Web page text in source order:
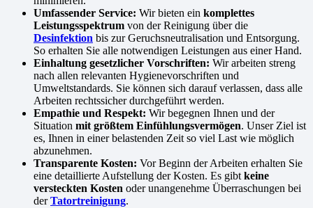
Umfassender Service: Wir bieten ein komplettes
Leistungsspektrum von der Reinigung über die
Desinfektion bis zur Geruchsneutralisation und Entsorgung.
So erhalten Sie alle notwendigen Leistungen aus einer Hand.
Einhaltung gesetzlicher Vorschriften: Wir arbeiten streng
nach allen relevanten Hygienevorschriften und
Umweltstandards. Sie können sich darauf verlassen, dass alle
Arbeiten rechtssicher durchgeführt werden.
Empathie und Respekt: Wir begegnen Ihnen und der
Situation mit größtem Einfühlungsvermögen. Unser Ziel ist
es, Ihnen in einer belastenden Zeit so viel Last wie möglich
abzunehmen.
Transparente Kosten: Vor Beginn der Arbeiten erhalten Sie
eine detaillierte Aufstellung der Kosten. Es gibt keine
versteckten Kosten oder unangenehme Überraschungen bei
derTatortreinigung.